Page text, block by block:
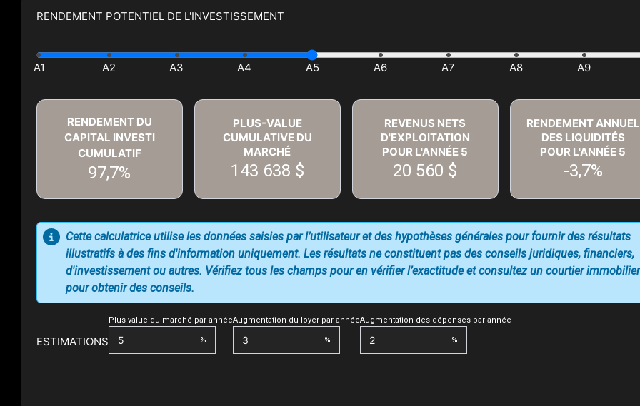
RENDEMENT POTENTIEL DE L'INVESTISSEMENT
RENDEMENT DU
CAPITAL INVESTI
CUMULATIF
97,7%
PLUS-VALUE
CUMULATIVE DU
MARCHÉ
143 638 $
REVENUS NETS
D'EXPLOITATION
POUR L'ANNÉE 5
20 560 $
RENDEMENT ANNUEL
DES LIQUIDITÉS
POUR L'ANNÉE 5
-3,7%
ESTIMATIONS
Plus-value du marché par année
%
Augmentation du loyer par année
%
Augmentation des dépenses par année
%
Cette calculatrice utilise les données saisies par l’utilisateur et des hypothèses générales pour fournir des résultats
illustratifs à des fins d'information uniquement. Les résultats ne constituent pas des conseils juridiques, financiers,
d'investissement ou autres. Vérifiez tous les champs pour en vérifier l’exactitude et consultez un courtier immobilier
pour obtenir des conseils.